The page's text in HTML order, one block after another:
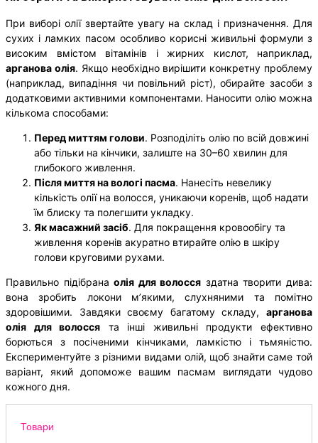
При виборі олії звертайте увагу на склад і призначення. Для
сухих і ламких пасом особливо корисні живильні формули з
високим вмістом вітамінів і жирних кислот, наприклад,
арганова олія. Якщо необхідно вирішити конкретну проблему
(наприклад, випадіння чи повільний ріст), обирайте засоби з
додатковими активними компонентами. Наносити олію можна
кількома способами:
Перед миттям голови. Розподіліть олію по всій довжині
або тільки на кінчики, залиште на 30–60 хвилин для
глибокого живлення.
Після миття на вологі пасма. Нанесіть невелику
кількість олії на волосся, уникаючи коренів, щоб надати
їм блиску та полегшити укладку.
Як масажний засіб. Для покращення кровообігу та
живлення коренів акуратно втирайте олію в шкіру
голови круговими рухами.
Правильно підібранаолія для волосся здатна творити дива:
вона зробить локони м’якими, слухняними та помітно
здоровішими. Завдяки своєму багатому складу, арганова
олія для волосся та інші живильні продукти ефективно
борються з посіченими кінчиками, ламкістю і тьмяністю.
Експериментуйте з різними видами олій, щоб знайти саме той
варіант, який допоможе вашим пасмам виглядати чудово
кожного дня.
Товари